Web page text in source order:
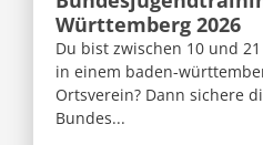
Württemberg 2026
Du bist zwischen 10 und
in einem baden-
Ortsverein? Dann sichere
Bundes...